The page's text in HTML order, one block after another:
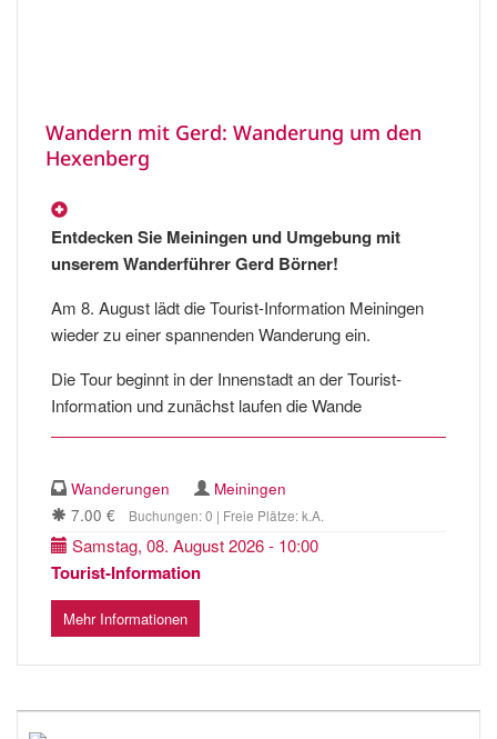
Wandern mit Gerd: Wanderung um den
Hexenberg
Entdecken Sie Meiningen und Umgebung mit
unserem Wanderführer Gerd Börner!
Am 8. August lädt die Tourist-Information Meiningen
wieder zu einer spannenden Wanderung ein.
Die Tour beginnt in der Innenstadt an der Tourist-
Information und zunächst laufen die Wande
Wanderungen
Meiningen
7.00 €
Buchungen: 0 | Freie Plätze: k.A.
Samstag, 08. August 2026 - 10:00
Tourist-Information
Mehr Informationen